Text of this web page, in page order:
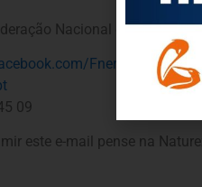
Nacional de
Fnerdm
09
este e-mail pense na